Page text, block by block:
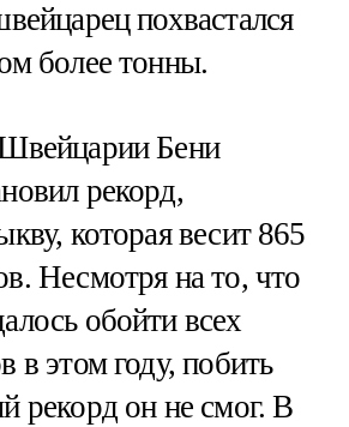
похвастался
более тонны.
Бени
рекорд,
которая весит 865
Несмотря на то, что
обойти всех
в этом году, побить
рекорд он не смог. В